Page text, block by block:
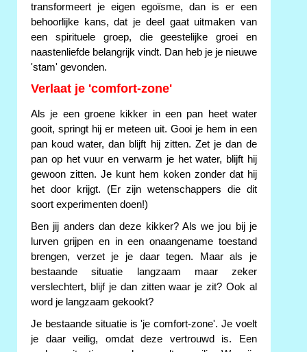
transformeert je eigen egoïsme, dan is er een
behoorlijke kans, dat je deel gaat uitmaken van
een spirituele groep, die geestelijke groei en
naastenliefde belangrijk vindt. Dan heb je je nieuwe
'stam' gevonden.
Verlaat je 'comfort-zone'
Als je een groene kikker in een pan heet water
gooit, springt hij er meteen uit. Gooi je hem in een
pan koud water, dan blijft hij zitten. Zet je dan de
pan op het vuur en verwarm je het water, blijft hij
gewoon zitten. Je kunt hem koken zonder dat hij
het door krijgt. (Er zijn wetenschappers die dit
soort experimenten doen!)
Ben jij anders dan deze kikker? Als we jou bij je
lurven grijpen en in een onaangename toestand
brengen, verzet je je daar tegen. Maar als je
bestaande situatie langzaam maar zeker
verslechtert, blijf je dan zitten waar je zit? Ook al
word je langzaam gekookt?
Je bestaande situatie is 'je comfort-zone'. Je voelt
je daar veilig, omdat deze vertrouwd is. Een